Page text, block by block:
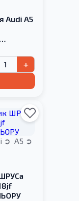
Audi A5
+
A5